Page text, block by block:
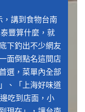
，講到食物台南
豐算什麼，就
下釣出不少網友
面倒點名這間店
選，菜單內全部
、「上海好味道
吃到店面，小